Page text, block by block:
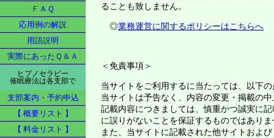
ＦＡＱ
応用例の解説
用語説明
実際にあったＱ＆Ａ
ヒプノセラピー
催眠療法は各支部で
支部案内・予約申込
【 概要リスト 】
【 料金リスト 】
ることも致しません。
◎業務運営に関するポリシーはこちらへ
＜免責事項＞
当サイトをご利用するに当たっては、以下
当サイトは予告なく、内容の変更・掲載の
記載内容につきましては、慎重かつ誠実に
に誤りがないことを保証するものではあり
また、当サイトに記載された他サイトおよ